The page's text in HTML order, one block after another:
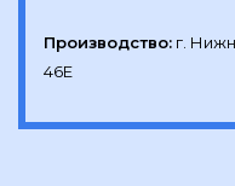
Производство: г.
46Е